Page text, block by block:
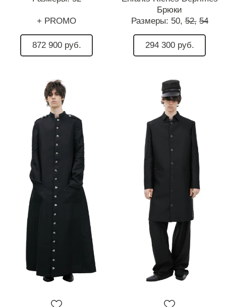
+ PROMO
872 900 руб.
Брюки
Размеры: 50, 52, 54
294 300 руб.